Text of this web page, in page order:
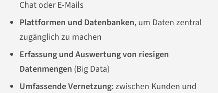
Chat oder E-Mails
Plattformen und Datenbanken, um Daten zentral
zugänglich zu machen
Erfassung und Auswertung von riesigen
Datenmengen (Big Data)
Umfassende Vernetzung: zwischen Kunden und